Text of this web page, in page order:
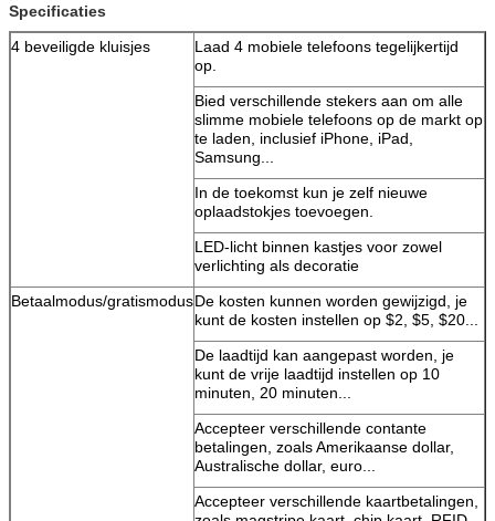
Laat een bericht achter
We bellen je snel terug!
Specificaties
4 beveiligde kluisjes
Laad 4 mobiele telefoons tegelijkertijd
op.
Bied verschillende stekers aan om alle
slimme mobiele telefoons op de markt op
te laden, inclusief iPhone, iPad,
Samsung...
In de toekomst kun je zelf nieuwe
oplaadstokjes toevoegen.
LED-licht binnen kastjes voor zowel
verlichting als decoratie
Betaalmodus/gratismodusDe kosten kunnen worden gewijzigd, je
kunt de kosten instellen op $2, $5, $20...
De laadtijd kan aangepast worden, je
kunt de vrije laadtijd instellen op 10
minuten, 20 minuten...
Accepteer verschillende contante
betalingen, zoals Amerikaanse dollar,
Australische dollar, euro...
Accepteer verschillende kaartbetalingen,